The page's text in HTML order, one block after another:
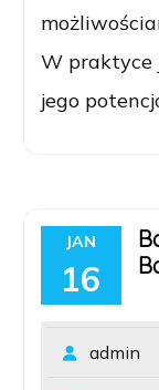
W praktyce
jego
JAN
16
admin